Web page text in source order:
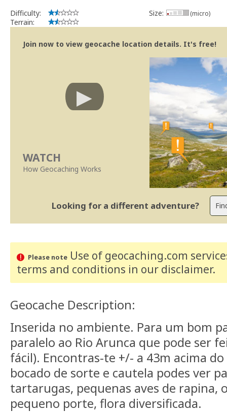
implicações que as guidelines actuais indicam.
Se no local existe algum container, por favor recolha-o a fim
Obrigado
Geocaching.com Volunteer Cache Reviewer
Difficulty:
Terrain:
Size: (micro)
Join now to view geocache location details. It's free!
WATCH
How Geocaching Works
Looking for a different adventure?
Please noteUse of geocaching.com
terms and conditions in our disclaimer.
Geocache Description:
Inserida no ambiente. Para um bom
paralelo ao Rio Arunca que pode ser
fácil). Encontras-te +/- a 43m acima
bocado de sorte e cautela podes ver
tartarugas, pequenas aves de rapina,
pequeno porte, flora diversificada.